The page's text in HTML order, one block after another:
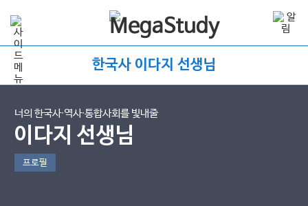
한국사 이다지 선생님
너의 한국사∙역사∙통합사회를 빛내줄
이다지 선생님
프로필